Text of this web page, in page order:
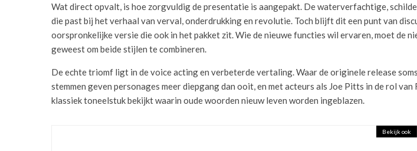
Wat direct opvalt, is hoe zorgvuldig de presentatie is aangepakt. De waterverfachtige,
die past bij het verhaal van verval, onderdrukking en revolutie. Toch blijft dit een punt van
oorspronkelijke versie die ook in het pakket zit. Wie de nieuwe functies wil ervaren, moet de
geweest om beide stijlen te combineren.
De echte triomf ligt in de voice acting en verbeterde vertaling. Waar de originele release
stemmen geven personages meer diepgang dan ooit, en met acteurs als Joe Pitts in de rol
klassiek toneelstuk bekijkt waarin oude woorden nieuw leven worden ingeblazen.
Bekijk ook